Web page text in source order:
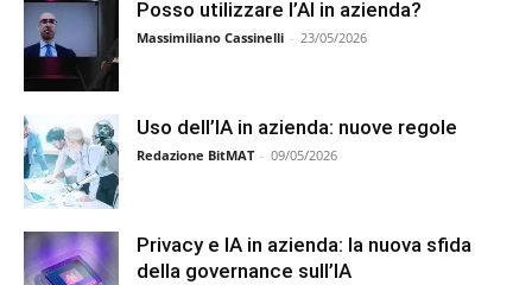
Posso utilizzare l’AI in azienda?
Massimiliano Cassinelli - 23/05/2026
Uso dell’IA in azienda: nuove regole
Redazione BitMAT - 09/05/2026
Privacy e IA in azienda: la nuova sfida
della governance sull’IA